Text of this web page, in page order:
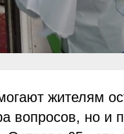
жителям
вопросов, но и